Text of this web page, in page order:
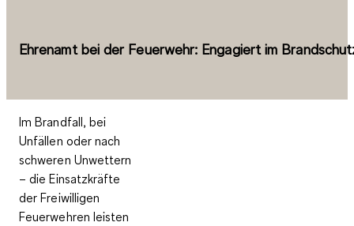
Ehrenamt bei der Feuerwehr: Engagiert im
Im Brandfall, bei
Unfällen oder nach
schweren Unwettern
– die Einsatzkräfte
der Freiwilligen
Feuerwehren leisten